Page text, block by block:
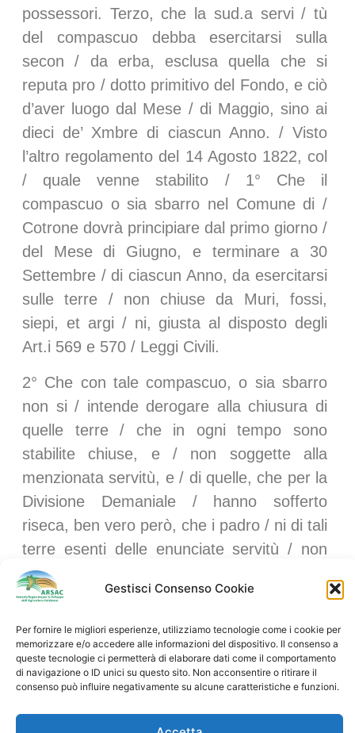
Gestisci Consenso Cookie
Per fornire le migliori esperienze, utilizziamo tecnologie come i cookie per
memorizzare e/o accedere alle informazioni del dispositivo. Il consenso a
queste tecnologie ci permetterà di elaborare dati come il comportamento
di navigazione o ID unici su questo sito. Non acconsentire o ritirare il
consenso può influire negativamente su alcune caratteristiche e funzioni.
possessori. Terzo, che la sud.a servi / tù
del compascuo debba esercitarsi sulla
secon / da erba, esclusa quella che si
reputa pro / dotto primitivo del Fondo, e ciò
d’aver luogo dal Mese / di Maggio, sino ai
dieci de’ Xmbre di ciascun Anno. / Visto
l’altro regolamento del 14 Agosto 1822, col
/ quale venne stabilito / 1° Che il
compascuo o sia sbarro nel Comune di /
Cotrone dovrà principiare dal primo giorno /
del Mese di Giugno, e terminare a 30
Settembre / di ciascun Anno, da esercitarsi
sulle terre / non chiuse da Muri, fossi,
siepi, et argi / ni, giusta al disposto degli
Art.i 569 e 570 / Leggi Civili.
2° Che con tale compascuo, o sia sbarro
non si / intende derogare alla chiusura di
quelle terre / che in ogni tempo sono
stabilite chiuse, e / non soggette alla
menzionata servitù, e / di quelle, che per la
Divisione Demaniale / hanno sofferto
riseca, ben vero però, che i padro / ni di tali
terre esenti delle enunciate servitù / non
possono esercitare il compascuo sulle ter /
re altrui, a norma de’ ripetuti Art.i 569, e
padroni degli Animali / vaccini condurli al
Fiume per abbeverarli in / qualunque
tempo, senza però potere godere / del
pascolo sull’erba primitiva, ed esclusa, me